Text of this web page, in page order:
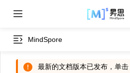
MindSpore
最新的文档版本已发布，单击